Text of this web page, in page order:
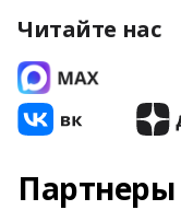
Читайте нас
Партнеры